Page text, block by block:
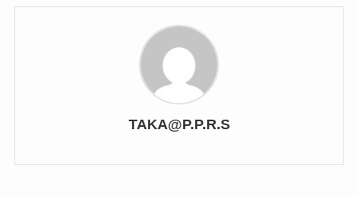
TAKA@P.P.R.S